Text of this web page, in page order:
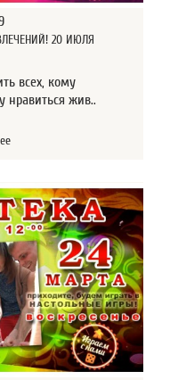
20 ИЮЛЯ
всех, кому
нравиться жив..